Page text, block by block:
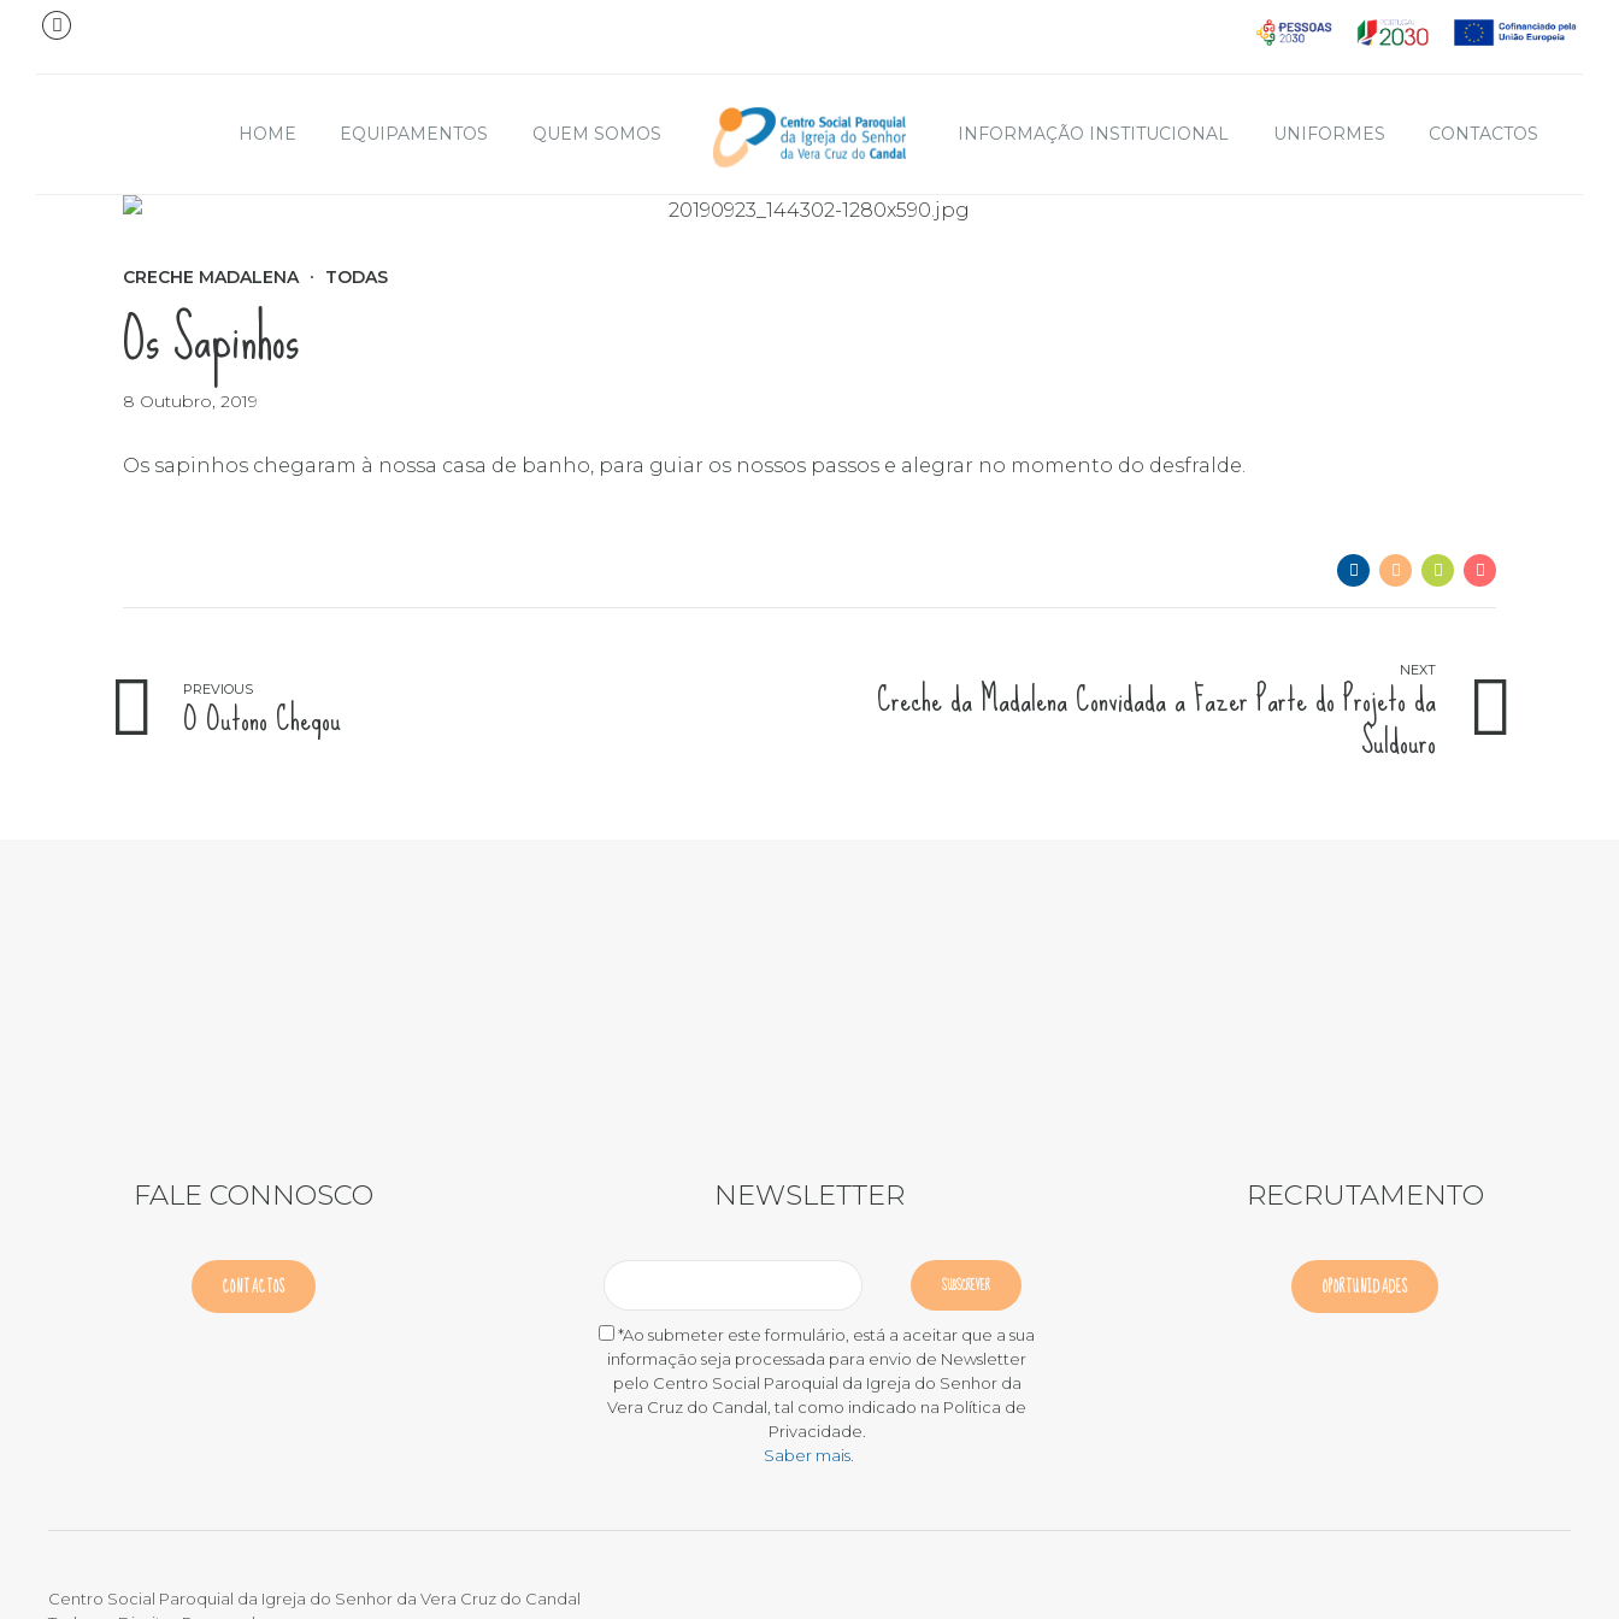
HOME EQUIPAMENTOS QUEM SOMOS INFORMAÇÃO INSTITUCIONAL UNIFORMES CONTACTOS
CRECHE MADALENA TODAS
Os Sapinhos
8 Outubro, 2019
Os sapinhos chegaram à nossa casa de banho, para guiar os nossos passos e alegrar no momento do desfralde.
PREVIOUS
O Outono Chegou
NEXT
Creche da Madalena Convidada a Fazer Parte do Projeto da
Suldouro
FALE CONNOSCO
CONTACTOS
NEWSLETTER
*Ao submeter este formulário, está a aceitar que a sua
informação seja processada para envio de Newsletter
pelo Centro Social Paroquial da Igreja do Senhor da
Vera Cruz do Candal, tal como indicado na Política de
Privacidade.
Saber mais.
RECRUTAMENTO
OPORTUNIDADES
Centro Social Paroquial da Igreja do Senhor da Vera Cruz do Candal